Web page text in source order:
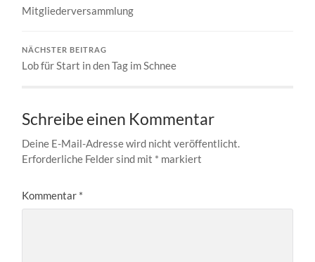
Mitgliederversammlung
NÄCHSTER BEITRAG
Lob für Start in den Tag im Schnee
Schreibe einen Kommentar
Deine E-Mail-Adresse wird nicht veröffentlicht.
Erforderliche Felder sind mit * markiert
Kommentar *